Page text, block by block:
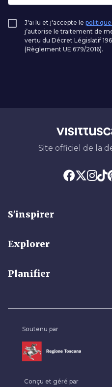
J'ai lu et j'accepte le
j’autorise le traitement de
vertu du Décret Législatif
(Règlement UE 679/2016).
Site officiel de la
S'inspirer
Explorer
Planifier
Soutenu par
Conçu et géré par